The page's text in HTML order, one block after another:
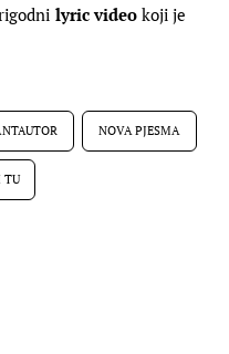
lyric video koji je
NOVA PJESMA
TU